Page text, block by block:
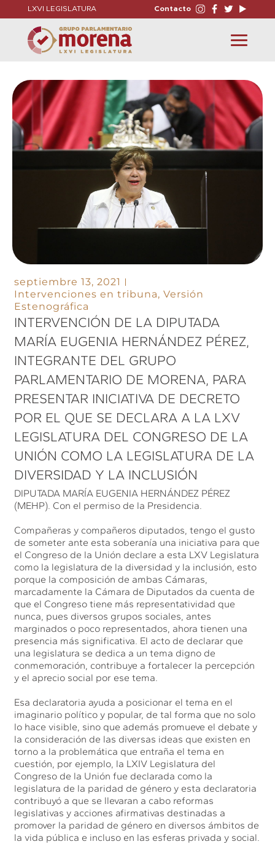
LXVI LEGISLATURA Contacto
Toggle
navigation
septiembre 13, 2021
Intervenciones en tribuna,Versión
Estenográfica
INTERVENCIÓN DE LA DIPUTADA
MARÍA EUGENIA HERNÁNDEZ PÉREZ,
INTEGRANTE DEL GRUPO
PARLAMENTARIO DE MORENA, PARA
PRESENTAR INICIATIVA DE DECRETO
POR EL QUE SE DECLARA A LA LXV
LEGISLATURA DEL CONGRESO DE LA
UNIÓN COMO LA LEGISLATURA DE LA
DIVERSIDAD Y LA INCLUSIÓN
DIPUTADA MARÍA EUGENIA HERNÁNDEZ PÉREZ
(MEHP). Con el permiso de la Presidencia.
Compañeras y compañeros diputados, tengo el gusto
de someter ante esta soberanía una iniciativa para que
el Congreso de la Unión declare a esta LXV Legislatura
como la legislatura de la diversidad y la inclusión, esto
porque la composición de ambas Cámaras,
marcadamente la Cámara de Diputados da cuenta de
que el Congreso tiene más representatividad que
nunca, pues diversos grupos sociales, antes
marginados o poco representados, ahora tienen una
presencia más significativa. El acto de declarar que
una legislatura se dedica a un tema digno de
conmemoración, contribuye a fortalecer la percepción
y el aprecio social por ese tema.
Esa declaratoria ayuda a posicionar el tema en el
imaginario político y popular, de tal forma que no solo
lo hace visible, sino que además promueve el debate y
la consideración de las diversas ideas que existen en
torno a la problemática que entraña el tema en
cuestión, por ejemplo, la LXIV Legislatura del
Congreso de la Unión fue declarada como la
legislatura de la paridad de género y esta declaratoria
contribuyó a que se llevaran a cabo reformas
legislativas y acciones afirmativas destinadas a
promover la paridad de género en diversos ámbitos de
la vida pública e incluso en las esferas privada y social.